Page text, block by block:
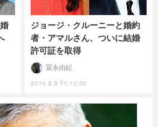
ジョージ・クルーニーと婚約
者・アマルさん、ついに結婚
許可証を取得
2014.8.8 Fri 10:00
冨永由紀